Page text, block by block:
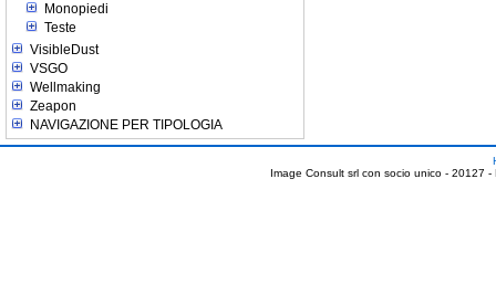
Monopiedi
Teste
VisibleDust
VSGO
Wellmaking
Zeapon
NAVIGAZIONE PER TIPOLOGIA
Image Consult srl con socio unico - 20127